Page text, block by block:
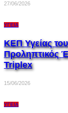
27/06/2026
ΥΓΕΊΑ
ΚΕΠ Υγείας
Προληπτικός
Triplex
15/06/2026
ΥΓΕΊΑ